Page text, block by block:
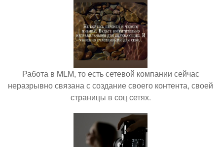
Работа в MLM, то есть сетевой компании сейчас
неразрывно связана с создание своего контента, своей
страницы в соц сетях.